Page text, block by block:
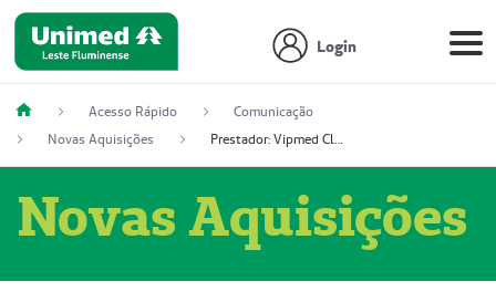
Login
Acesso Rápido
Comunicação
Novas Aquisições
Prestador: Vipmed Clínica Geral Ltda, 51004349-0 (Nome Fantasia: Policlínica Master)
Novas Aquisições